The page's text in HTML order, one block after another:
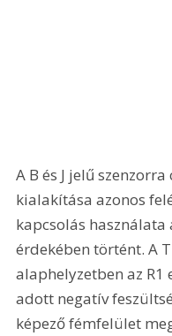
A B és J jelű
kialakítása azonos
kapcsolás
érdekében történt. A
alaphelyzetben az
adott negatív
képező fémfelület